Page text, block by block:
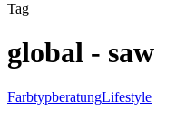
Tag
global - saw
FarbtypberatungLifestyle